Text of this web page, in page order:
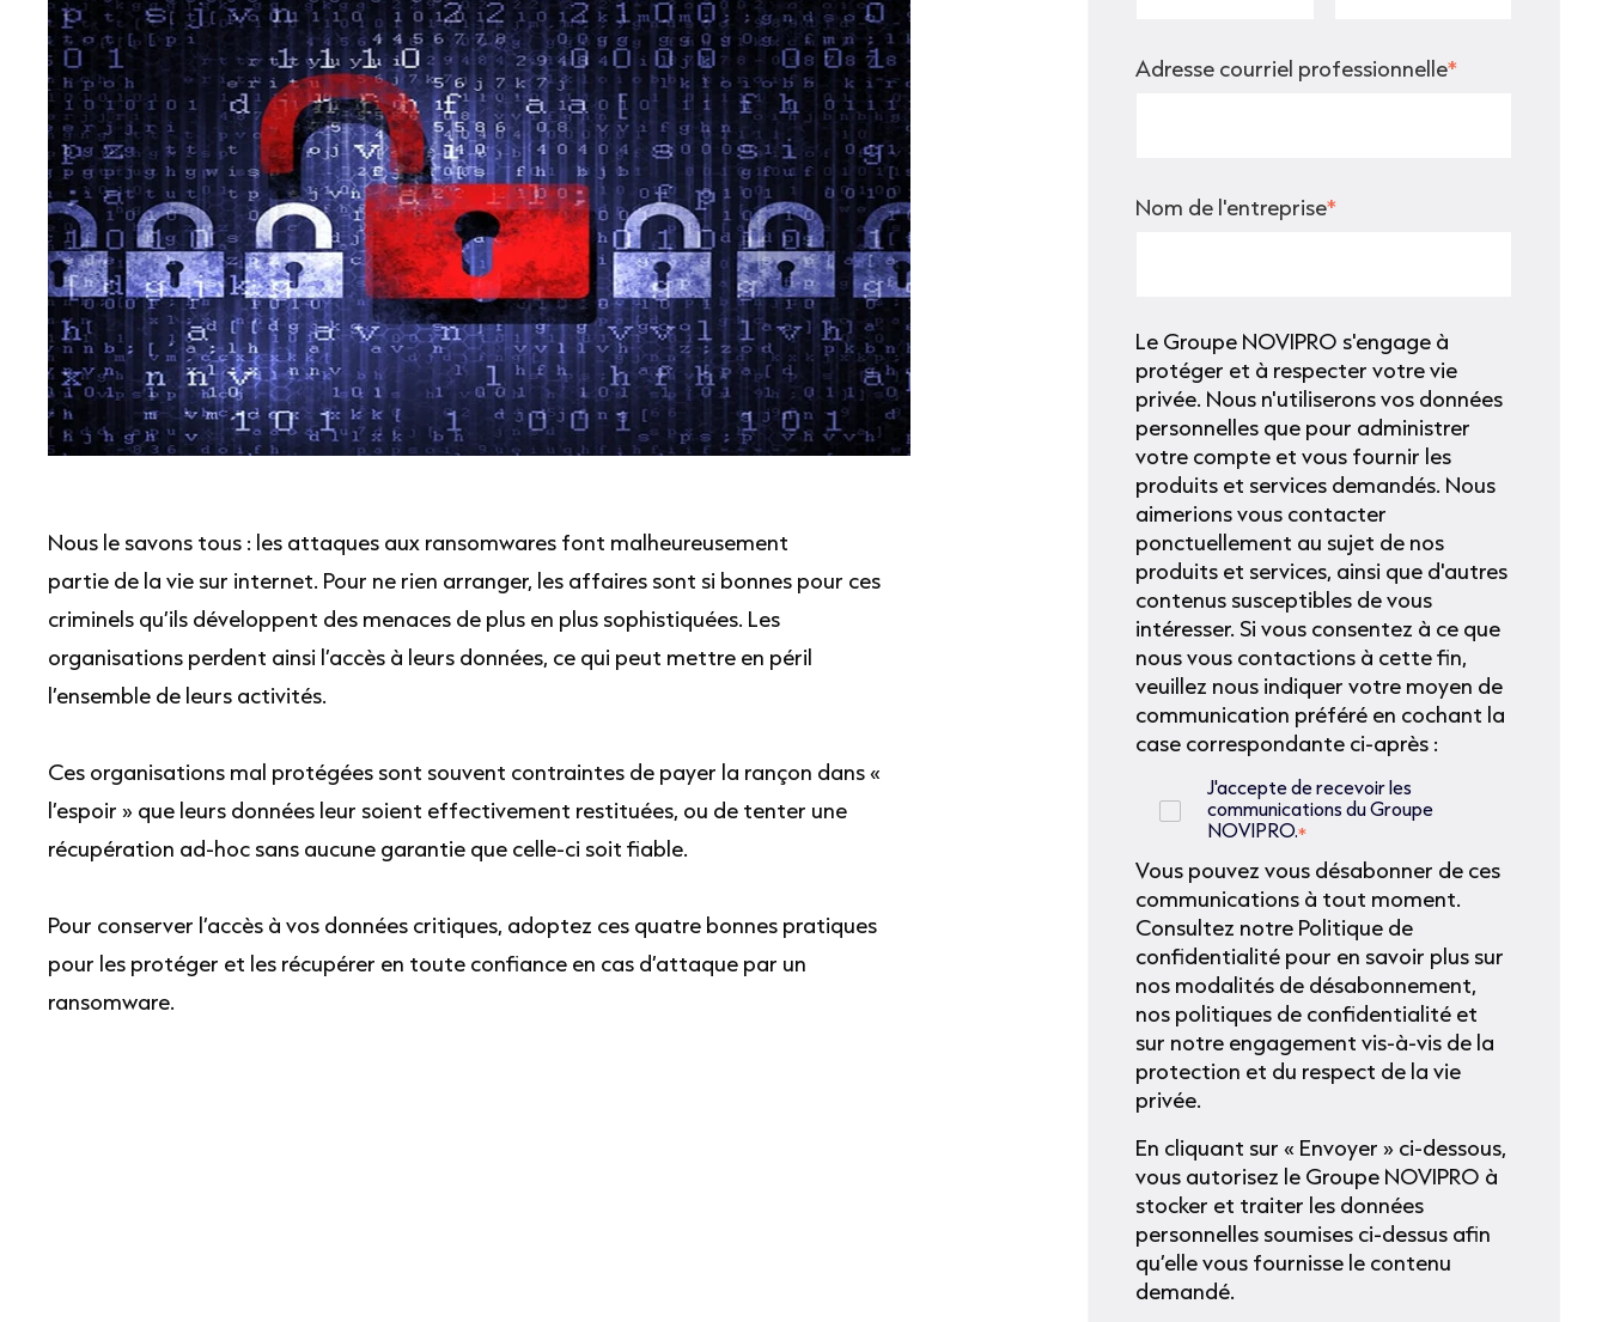
Nous le savons tous : les attaques aux ransomwares font malheureusement
partie de la vie sur internet. Pour ne rien arranger, les affaires sont si bonnes pour ces
criminels qu’ils développent des menaces de plus en plus sophistiquées. Les
organisations perdent ainsi l’accès à leurs données, ce qui peut mettre en péril
l’ensemble de leurs activités.
Ces organisations mal protégées sont souvent contraintes de payer la rançon dans «
l’espoir » que leurs données leur soient effectivement restituées, ou de tenter une
récupération ad-hoc sans aucune garantie que celle-ci soit fiable.
Pour conserver l’accès à vos données critiques, adoptez ces quatre bonnes pratiques
pour les protéger et les récupérer en toute confiance en cas d’attaque par un
ransomware.
Adresse courriel professionnelle*
Nom de l'entreprise*
Le Groupe NOVIPRO s'engage à
protéger et à respecter votre vie
privée. Nous n'utiliserons vos données
personnelles que pour administrer
votre compte et vous fournir les
produits et services demandés. Nous
aimerions vous contacter
ponctuellement au sujet de nos
produits et services, ainsi que d'autres
contenus susceptibles de vous
intéresser. Si vous consentez à ce que
nous vous contactions à cette fin,
veuillez nous indiquer votre moyen de
communication préféré en cochant la
case correspondante ci-après :
J'accepte de recevoir les
communications du Groupe
NOVIPRO.*
Vous pouvez vous désabonner de ces
communications à tout moment.
Consultez notre Politique de
confidentialité pour en savoir plus sur
nos modalités de désabonnement,
nos politiques de confidentialité et
sur notre engagement vis-à-vis de la
protection et du respect de la vie
privée.
En cliquant sur « Envoyer » ci-dessous,
vous autorisez le Groupe NOVIPRO à
stocker et traiter les données
personnelles soumises ci-dessus afin
qu’elle vous fournisse le contenu
demandé.